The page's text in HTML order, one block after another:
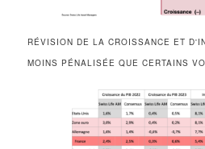
RÉVISION DE LA CROISSANCE ET
MOINS PÉNALISÉE QUE CERTAINS